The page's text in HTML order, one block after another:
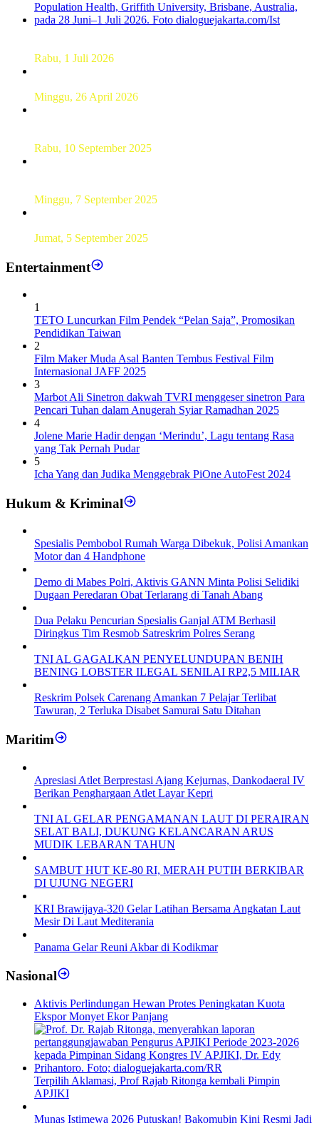
Rabu, 1 Juli 2026
Minggu, 26 April 2026
Rabu, 10 September 2025
Minggu, 7 September 2025
Jumat, 5 September 2025
Entertainment
1
TETO Luncurkan Film Pendek “Pelan Saja”, Promosikan
Pendidikan Taiwan
2
Film Maker Muda Asal Banten Tembus Festival Film
Internasional JAFF 2025
3
Marbot Ali Sinetron dakwah TVRI menggeser sinetron Para
Pencari Tuhan dalam Anugerah Syiar Ramadhan 2025
4
Jolene Marie Hadir dengan ‘Merindu’, Lagu tentang Rasa
yang Tak Pernah Pudar
5
Icha Yang dan Judika Menggebrak PiOne AutoFest 2024
Hukum & Kriminal
Spesialis Pembobol Rumah Warga Dibekuk, Polisi Amankan
Motor dan 4 Handphone
Demo di Mabes Polri, Aktivis GANN Minta Polisi Selidiki
Dugaan Peredaran Obat Terlarang di Tanah Abang
Dua Pelaku Pencurian Spesialis Ganjal ATM Berhasil
Diringkus Tim Resmob Satreskrim Polres Serang
TNI AL GAGALKAN PENYELUNDUPAN BENIH
BENING LOBSTER ILEGAL SENILAI RP2,5 MILIAR
Reskrim Polsek Carenang Amankan 7 Pelajar Terlibat
Tawuran, 2 Terluka Disabet Samurai Satu Ditahan
Maritim
Apresiasi Atlet Berprestasi Ajang Kejurnas, Dankodaeral IV
Berikan Penghargaan Atlet Layar Kepri
TNI AL GELAR PENGAMANAN LAUT DI PERAIRAN
SELAT BALI, DUKUNG KELANCARAN ARUS
MUDIK LEBARAN TAHUN
SAMBUT HUT KE-80 RI, MERAH PUTIH BERKIBAR
DI UJUNG NEGERI
KRI Brawijaya-320 Gelar Latihan Bersama Angkatan Laut
Mesir Di Laut Mediterania
Panama Gelar Reuni Akbar di Kodikmar
Nasional
Aktivis Perlindungan Hewan Protes Peningkatan Kuota
Ekspor Monyet Ekor Panjang
Terpilih Aklamasi, Prof Rajab Ritonga kembali Pimpin
APJIKI
Munas Istimewa 2026 Putuskan! Bakomubin Kini Resmi Jadi